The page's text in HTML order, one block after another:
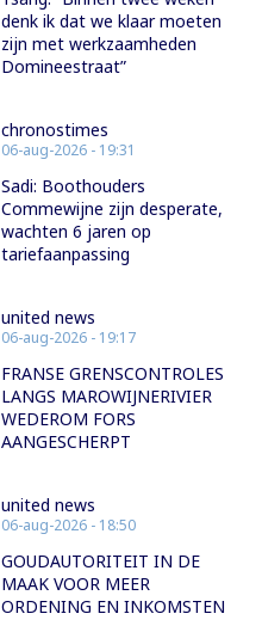
denk ik dat we klaar moeten
zijn met werkzaamheden
Domineestraat”
chronostimes
06-aug-2026 - 19:31
Sadi: Boothouders
Commewijne zijn desperate,
wachten 6 jaren op
tariefaanpassing
united news
06-aug-2026 - 19:17
FRANSE GRENSCONTROLES
LANGS MAROWIJNERIVIER
WEDEROM FORS
AANGESCHERPT
united news
06-aug-2026 - 18:50
GOUDAUTORITEIT IN DE
MAAK VOOR MEER
ORDENING EN INKOMSTEN